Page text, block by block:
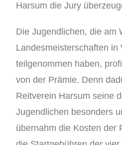
Harsum die Jury
Die Jugendlichen, die am
Landesmeisterschaften in
teilgenommen haben,
von der Prämie. Denn
Reitverein Harsum seine
Jugendlichen besonders
übernahm die Kosten der